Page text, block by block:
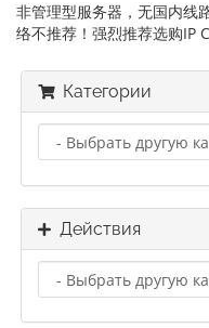
非管理型服务器，无国内线
络不推荐！强烈推荐选购IP
Категории
Действия